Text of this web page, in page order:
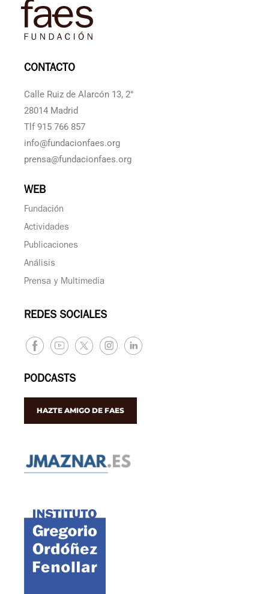
CONTACTO
Calle Ruiz de Alarcón 13, 2°
28014 Madrid
Tlf 915 766 857
info@fundacionfaes.org
prensa@fundacionfaes.org
WEB
Fundación
Actividades
Publicaciones
Análisis
Prensa y Multimedia
REDES SOCIALES
PODCASTS
HAZTE AMIGO DE FAES